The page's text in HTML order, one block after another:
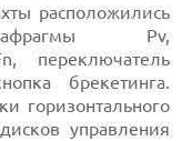
расположились
Pv,
переключатель
брекетинга.
горизонтального
управления